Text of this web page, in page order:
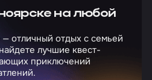
на любой
отличный отдых с семьей
лучшие квест-
приключений